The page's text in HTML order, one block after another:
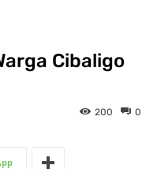
Cibaligo
0
200